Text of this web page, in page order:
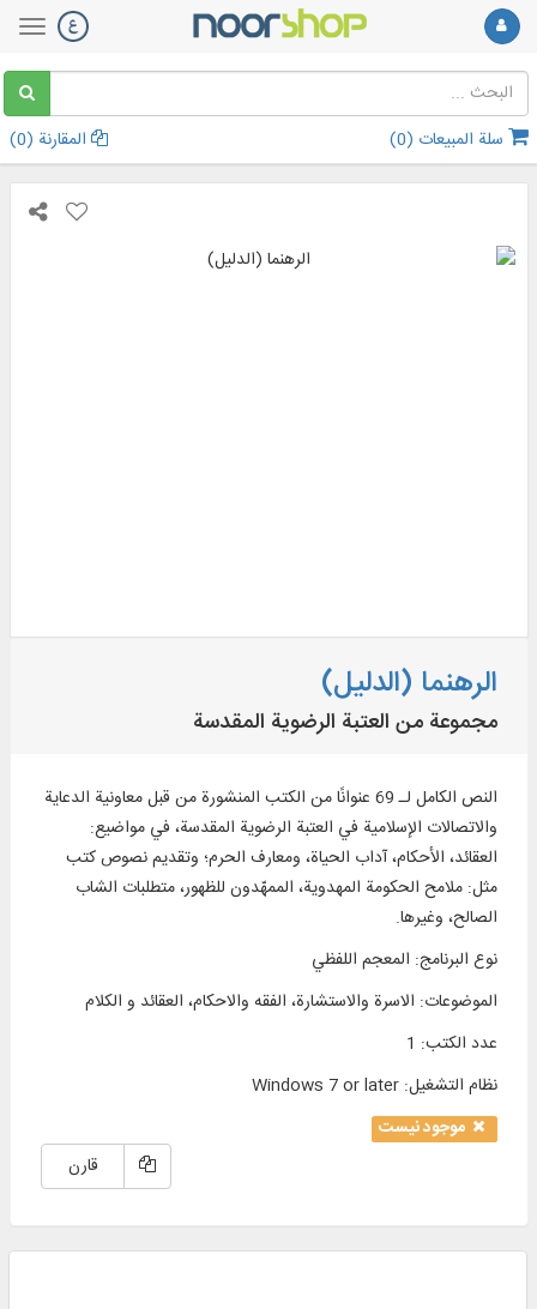
سلة المبيعات (0
) المقارنة (0
)
الرهنما (الدليل)
مجموعة من العتبة الرضوية المقدسة
النص الكامل لـ 69 عنوانًا من الكتب المنشورة من قبل معاونية الدعاية
والاتصالات الإسلامية في العتبة الرضوية المقدسة، في مواضيع:
العقائد، الأحكام، آداب الحياة، ومعارف الحرم؛ وتقديم نصوص كتب
مثل: ملامح الحكومة المهدوية، الممهّدون للظهور، متطلبات الشاب
الصالح، وغيرها.
نوع البرنامج: المعجم اللفظي
الموضوعات: الاسرة والاستشارة، الفقه والاحكام، العقائد و الكلام
عدد الكتب:
1
نظام التشغیل:
Windows 7 or later
موجود نیست
قارن